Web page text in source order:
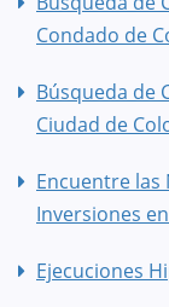
Condado de
Búsqueda de
Ciudad de
Encuentre las
Inversiones
Ejecuciones